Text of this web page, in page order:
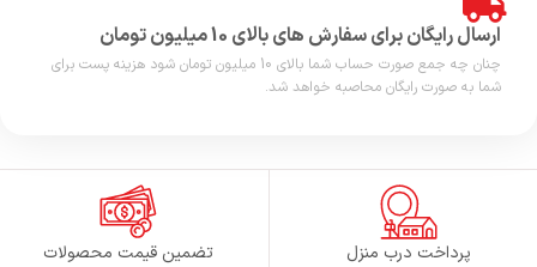
ارسال رایگان برای سفارش های بالای 10 میلیون تومان
چنان چه جمع صورت حساب شما بالای 10 میلیون تومان شود هزینه پست برای
شما به صورت رایگان محاصبه خواهد شد.
پرداخت درب منزل تضمین قیمت محصولات